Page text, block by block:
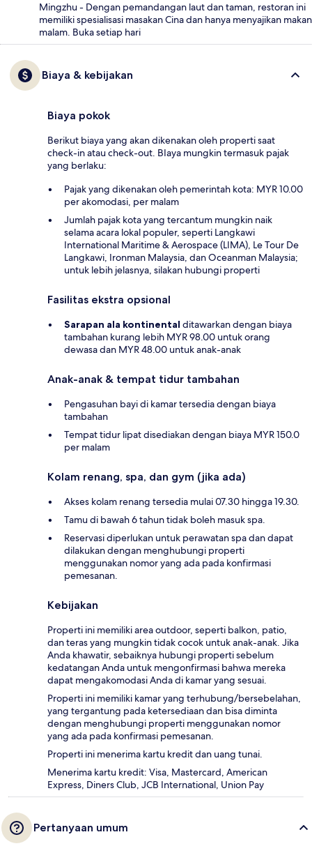
Mingzhu - Dengan pemandangan laut dan taman, restoran ini
memiliki spesialisasi masakan Cina dan hanya menyajikan makan
malam. Buka setiap hari
Biaya & kebijakan
Biaya pokok
Berikut biaya yang akan dikenakan oleh properti saat
check-in atau check-out. BIaya mungkin termasuk pajak
yang berlaku:
Pajak yang dikenakan oleh pemerintah kota: MYR 10.00
per akomodasi, per malam
Jumlah pajak kota yang tercantum mungkin naik
selama acara lokal populer, seperti Langkawi
International Maritime & Aerospace (LIMA), Le Tour De
Langkawi, Ironman Malaysia, dan Oceanman Malaysia;
untuk lebih jelasnya, silakan hubungi properti
Fasilitas ekstra opsional
Sarapan ala kontinental ditawarkan dengan biaya
tambahan kurang lebih MYR 98.00 untuk orang
dewasa dan MYR 48.00 untuk anak-anak
Anak-anak & tempat tidur tambahan
Pengasuhan bayi di kamar tersedia dengan biaya
tambahan
Tempat tidur lipat disediakan dengan biaya MYR 150.0
per malam
Kolam renang, spa, dan gym (jika ada)
Akses kolam renang tersedia mulai 07.30 hingga 19.30.
Tamu di bawah 6 tahun tidak boleh masuk spa.
Reservasi diperlukan untuk perawatan spa dan dapat
dilakukan dengan menghubungi properti
menggunakan nomor yang ada pada konfirmasi
pemesanan.
Kebijakan
Properti ini memiliki area outdoor, seperti balkon, patio,
dan teras yang mungkin tidak cocok untuk anak-anak. Jika
Anda khawatir, sebaiknya hubungi properti sebelum
kedatangan Anda untuk mengonfirmasi bahwa mereka
dapat mengakomodasi Anda di kamar yang sesuai.
Properti ini memiliki kamar yang terhubung/bersebelahan,
yang tergantung pada ketersediaan dan bisa diminta
dengan menghubungi properti menggunakan nomor
yang ada pada konfirmasi pemesanan.
Properti ini menerima kartu kredit dan uang tunai.
Menerima kartu kredit: Visa, Mastercard, American
Express, Diners Club, JCB International, Union Pay
Pertanyaan umum